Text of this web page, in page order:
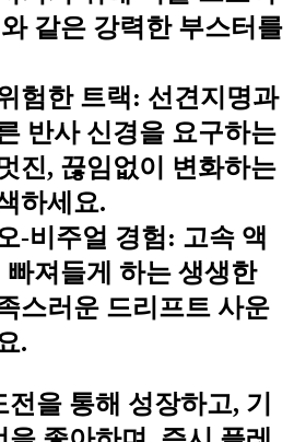
같은 강력한 부스터를
험한 트랙: 선견지명과
반사 신경을 요구하는
진, 끊임없이 변화하는
하세요.
-비주얼 경험: 고속 액
빠져들게 하는 생생한
스러운 드리프트 사운
.
을 통해 성장하고, 기